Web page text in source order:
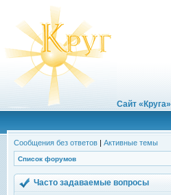
Сайт «Круга»
Сообщения без ответов | Активные темы
Список форумов
Часто задаваемые вопросы